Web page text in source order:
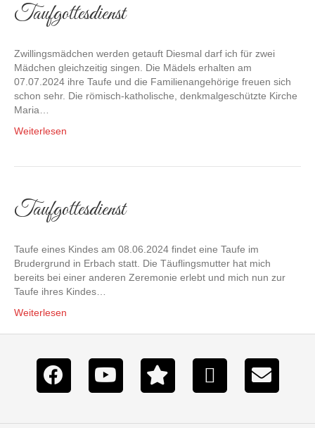
Taufgottesdienst
Zwillingsmädchen werden getauft Diesmal darf ich für zwei
Mädchen gleichzeitig singen. Die Mädels erhalten am
07.07.2024 ihre Taufe und die Familienangehörige freuen sich
schon sehr. Die römisch-katholische, denkmalgeschützte Kirche
Maria…
Weiterlesen
Taufgottesdienst
Taufe eines Kindes am 08.06.2024 findet eine Taufe im
Brudergrund in Erbach statt. Die Täuflingsmutter hat mich
bereits bei einer anderen Zeremonie erlebt und mich nun zur
Taufe ihres Kindes…
Weiterlesen